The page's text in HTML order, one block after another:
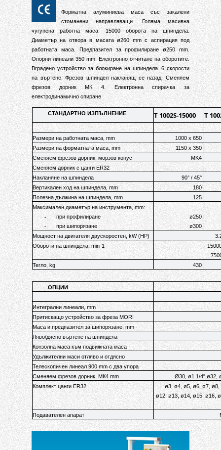
Форматна алуминиева маса със закалени
стоманени направляващи. Голяма масивна
чугунена работна маса. 15000 оборота на шпиндела.
Диаметър на отвора в масата ø260mmс аспирация под
работната маса.Предпазител за профилиране ø250 mm.
Опорни линеали 350 mm.Електронно отчитане на оборотите.
Вградено устройство за блокиране на шпиндела.6 скорости
на въртене.Фрезов шпиндел накланящ се назад .Сменяем
фрезов дорник МК 4.Електронна спирачка за
електродинамично спиране.
СТАНДАРТНО ИЗПЪЛНЕНИЕ T 1002S-15000 T
Размери на работната маса, mm
1000 x 650
Размери на форматната маса, mm
1150 x 350
Сменяем фрезов дорник, морзов конус
MK4
Сменяем дорник с цанги ER32
Накланяне на шпиндела
90° / 45°
Вертикален ход на шпиндела, mm
180
Полезна дължина на шпиндела, mm
125
Максимален диаметър на инструмента, mm:
- при профилиране
- при шипорязане
ø250
ø300
Мощност на двигателя двускоростен, kW (HP)
Обороти на шпиндела, min-1
Тегло, kg 430
ОПЦИИ
Интегрални линеали, mm
Притискащо устройство за фреза MORI
Маса и предпазител за шипорязане, mm
Ляво/дясно въртене на шпиндела
Конзолна маса към подвижната маса
Удължителни маси отляво и отдясно
Телескопичен линеал 900 mm с два упора
Сменяем фрезов дорник, МК4 mm
Ø30, ø1 1/4",ø32,
Комплект цанги ER32
ø3, ø4, ø5, ø6, ø7, ø8,
ø12, ø13, ø14, ø15, ø16,
Подавателен апарат